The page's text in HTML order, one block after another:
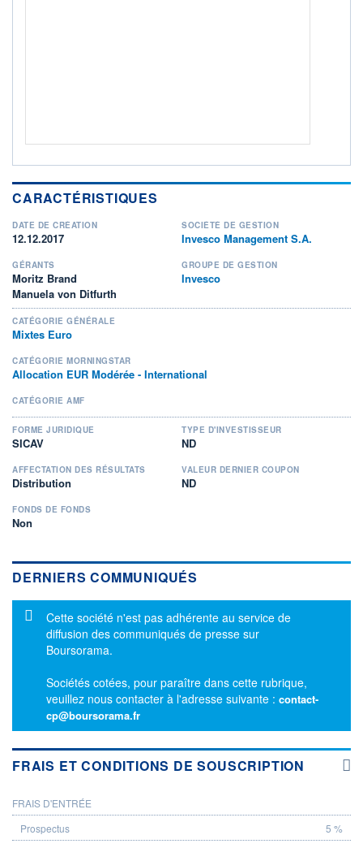
CARACTÉRISTIQUES
DATE DE CRÉATION
12.12.2017
SOCIÉTÉ DE GESTION
Invesco Management S.A.
GÉRANTS
Moritz Brand
Manuela von Ditfurth
GROUPE DE GESTION
Invesco
CATÉGORIE GÉNÉRALE
Mixtes Euro
CATÉGORIE MORNINGSTAR
Allocation EUR Modérée - International
CATÉGORIE AMF
FORME JURIDIQUE
SICAV
TYPE D'INVESTISSEUR
ND
AFFECTATION DES RÉSULTATS
Distribution
VALEUR DERNIER COUPON
ND
FONDS DE FONDS
Non
DERNIERS COMMUNIQUÉS
Message d'information
Cette société n'est pas adhérente au service de
diffusion des communiqués de presse sur
Boursorama.
Sociétés cotées, pour paraître dans cette rubrique,
veuillez nous contacter à l'adresse suivante : contact-
cp@boursorama.fr
FRAIS ET CONDITIONS DE SOUSCRIPTION
PROSPECTUS
FRAIS D'ENTRÉE
5 %